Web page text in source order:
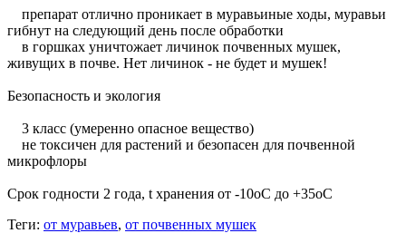
препарат отлично проникает в муравьиные ходы, муравьи
гибнут на следующий день после обработки
в горшках уничтожает личинок почвенных мушек,
живущих в почве. Нет личинок - не будет и мушек!
Безопасность и экология
3 класс (умеренно опасное вещество)
не токсичен для растений и безопасен для почвенной
микрофлоры
Срок годности 2 года, t хранения от -10oC до +35oC
Теги: от муравьев, от почвенных мушек